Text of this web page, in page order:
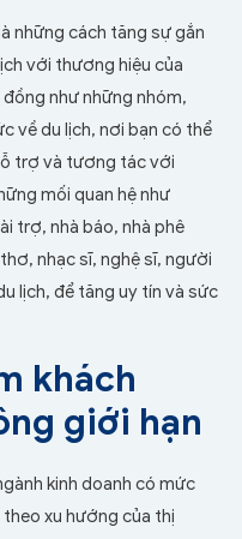
những cách tăng sự gắn
với thương hiệu của
như những nhóm,
về du lịch, nơi bạn có thể
trợ và tương tác với
mối quan hệ như
trợ, nhà báo, nhà phê
nhạc sĩ, nghệ sĩ, người
lịch, để tăng uy tín và sức
khách
giới hạn
kinh doanh có mức
xu hướng của thị